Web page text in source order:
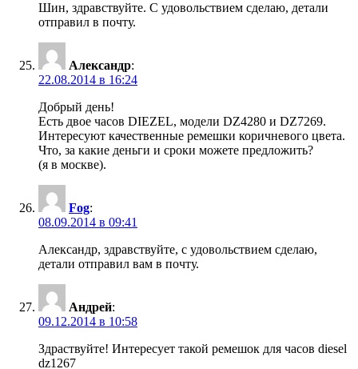
Шин, здравствуйте. С удовольствием сделаю, детали
отправил в почту.
Александр:
22.08.2014 в 16:24
Добрый день!
Есть двое часов DIEZEL, модели DZ4280 и DZ7269.
Интересуют качественные ремешки коричневого цвета.
Что, за какие деньги и сроки можете предложить?
(я в москве).
Fog:
08.09.2014 в 09:41
Александр, здравствуйте, с удовольствием сделаю,
детали отправил вам в почту.
Андрей:
09.12.2014 в 10:58
Здраствуйте! Интересует такой ремешок для часов diesel
dz1267